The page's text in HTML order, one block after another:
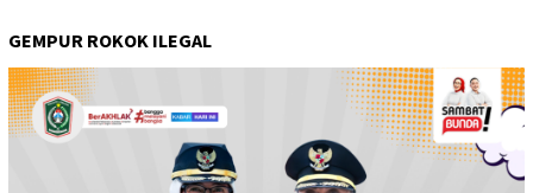
GEMPUR ROKOK ILEGAL